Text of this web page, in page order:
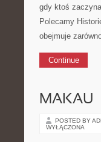
gdy ktoś
Polecamy
obejmuje
Continue
MAKAU
POSTED BY
WYŁĄCZONA